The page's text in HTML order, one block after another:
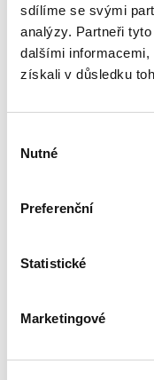
sdílíme se svými
analýzy. Partneři
dalšími
získali v důsledku
souhlasu
Nutné
Preferenční
Statistické
Marketingové
Marie-Françoise Plissart
Kinshasa Beta Mbonda
Kings Of The Sky
Peter Liechti